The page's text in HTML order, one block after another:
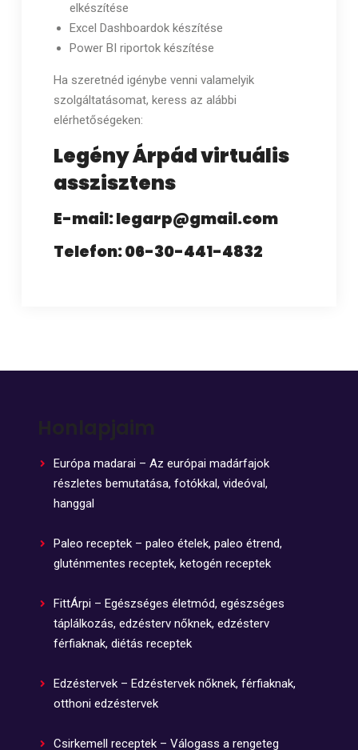
elkészítése
Excel Dashboardok készítése
Power BI riportok készítése
Ha szeretnéd igénybe venni valamelyik
szolgáltatásomat, keress az alábbi
elérhetőségeken:
Legény Árpád virtuális
asszisztens
E-mail: legarp@gmail.com
Telefon: 06-30-441-4832
Európa madarai – Az európai madárfajok
részletes bemutatása, fotókkal, videóval,
hanggal
Paleo receptek – paleo ételek, paleo étrend,
gluténmentes receptek, ketogén receptek
FittÁrpi – Egészséges életmód, egészséges
táplálkozás, edzésterv nőknek, edzésterv
férfiaknak, diétás receptek
Edzéstervek – Edzéstervek nőknek, férfiaknak,
otthoni edzéstervek
Csirkemell receptek – Válogass a rengeteg